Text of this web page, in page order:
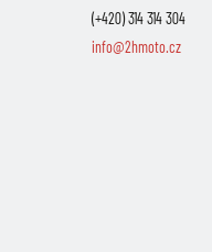
(+420) 314 314 304
info@2hmoto.cz